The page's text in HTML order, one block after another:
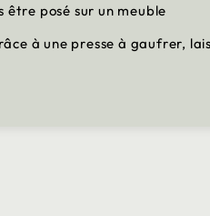
posé sur un meuble
à une presse à gaufrer,